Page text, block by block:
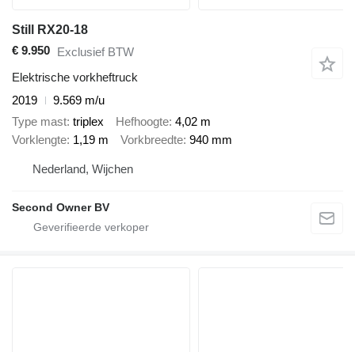
Still RX20-18
€ 9.950 Exclusief BTW
Elektrische vorkheftruck
2019
9.569 m/u
Type mast triplex Hefhoogte 4,02 m
Vorklengte 1,19 m Vorkbreedte 940 mm
Nederland, Wijchen
Second Owner BV